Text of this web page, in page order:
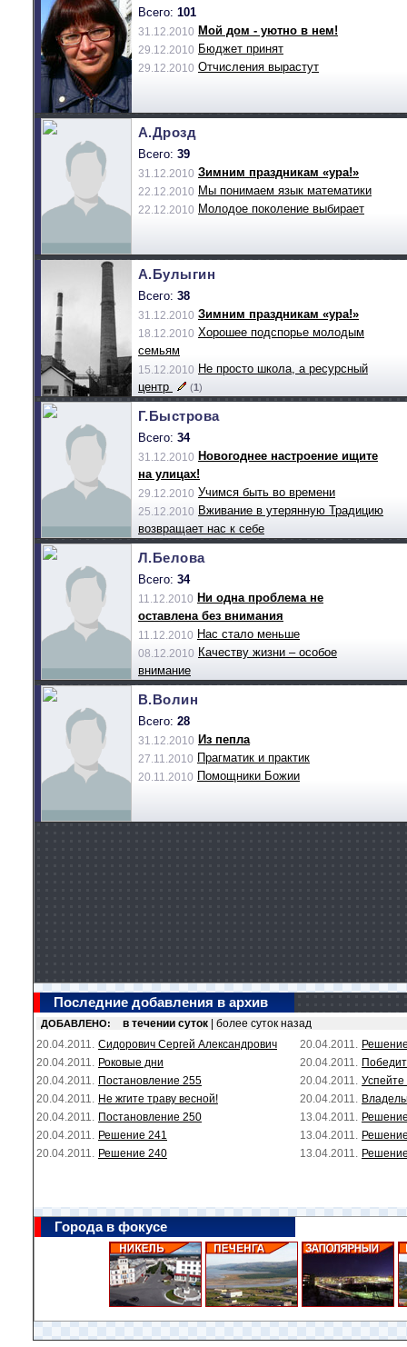
Всего: 101
31.12.2010 Мой дом - уютно в нем!
29.12.2010 Бюджет принят
29.12.2010 Отчисления вырастут
А.Дрозд
Всего: 39
31.12.2010 Зимним праздникам «ура!»
22.12.2010 Мы понимаем язык математики
22.12.2010 Молодое поколение выбирает
А.Булыгин
Всего: 38
31.12.2010 Зимним праздникам «ура!»
18.12.2010 Хорошее подспорье молодым
семьям
15.12.2010 Не просто школа, а ресурсный
центр
(1)
Г.Быстрова
Всего: 34
31.12.2010 Новогоднее настроение ищите
на улицах!
29.12.2010 Учимся быть во времени
25.12.2010 Вживание в утерянную Традицию
возвращает нас к себе
Л.Белова
Всего: 34
11.12.2010 Ни одна проблема не
оставлена без внимания
11.12.2010 Нас стало меньше
08.12.2010 Качеству жизни – особое
внимание
В.Волин
Всего: 28
31.12.2010 Из пепла
27.11.2010 Прагматик и практик
20.11.2010 Помощники Божии
Последние добавления в архив
ДОБАВЛЕНО: в течении суток | более суток назад
20.04.2011.
Сидорович Сергей Александрович
20.04.2011.
Роковые дни
20.04.2011.
Постановление 255
20.04.2011.
Не жгите траву весной!
20.04.2011.
Постановление 250
20.04.2011.
Решение 241
20.04.2011.
Решение 240
20.04.2011.
20.04.2011.
20.04.2011.
Успейте
20.04.2011.
13.04.2011.
13.04.2011.
13.04.2011.
Города в фокусе